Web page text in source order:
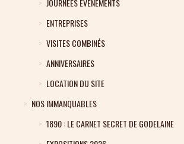
JOURNÉES EVÈNEMENTS
ENTREPRISES
VISITES COMBINÉS
ANNIVERSAIRES
LOCATION DU SITE
NOS IMMANQUABLES
1890 : LE CARNET SECRET DE GODELAINE